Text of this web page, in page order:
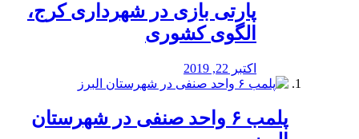
پارتی بازی در شهرداری کرج،
الگوی کشوری
اکتبر 22, 2019
پلمب ۶ واحد صنفی در شهرستان